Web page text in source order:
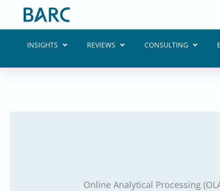
INSIGHTS REVIEWS CONSULTING
Online Analytical Processing